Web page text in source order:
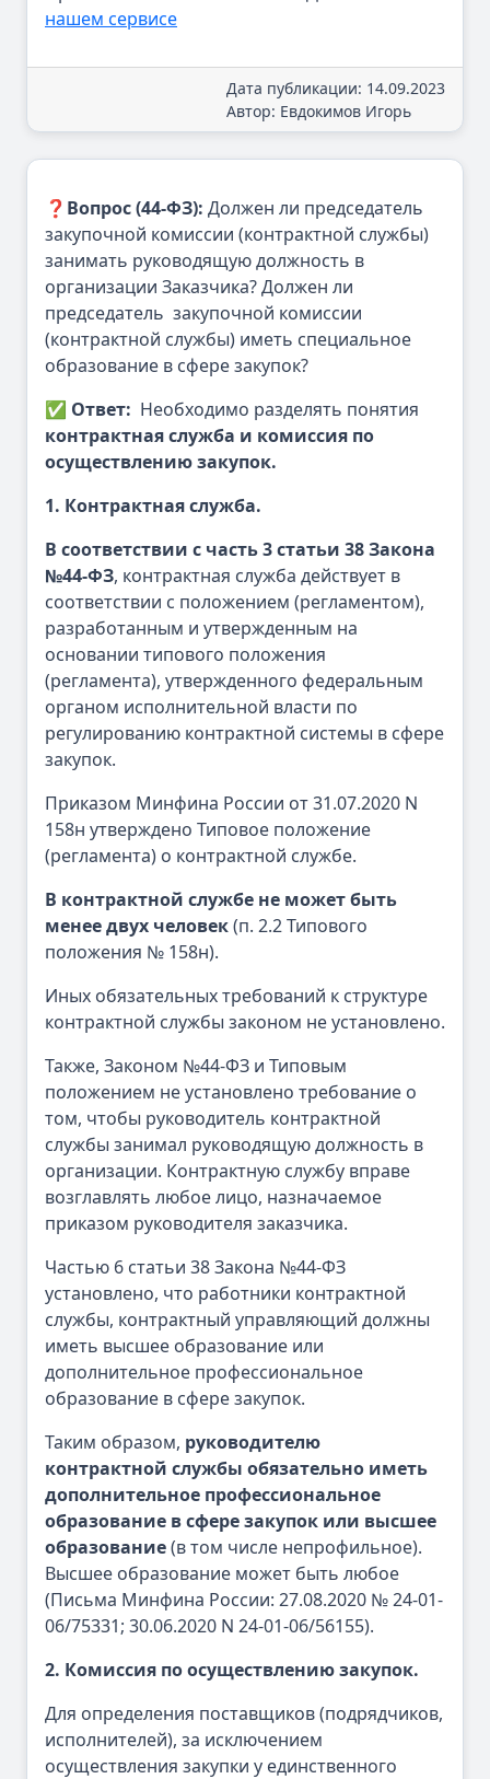
нашем сервисе
Дата публикации: 14.09.2023
Автор: Евдокимов Игорь
❓ Вопрос (44-ФЗ): Должен ли председатель
закупочной комиссии (контрактной службы)
занимать руководящую должность в
организации Заказчика? Должен ли
председатель закупочной комиссии
(контрактной службы) иметь специальное
образование в сфере закупок?
✅ Ответ: Необходимо разделять понятия
контрактная служба и комиссия по
осуществлению закупок.
1. Контрактная служба.
В соответствии с часть 3 статьи 38 Закона
№44-ФЗ, контрактная служба действует в
соответствии с положением (регламентом),
разработанным и утвержденным на
основании типового положения
(регламента), утвержденного федеральным
органом исполнительной власти по
регулированию контрактной системы в сфере
закупок.
Приказом Минфина России от 31.07.2020 N
158н утверждено Типовое положение
(регламента) о контрактной службе.
В контрактной службе не может быть
менее двух человек(п. 2.2 Типового
положения № 158н).
Иных обязательных требований к структуре
контрактной службы законом не установлено.
Также, Законом №44-ФЗ и Типовым
положением не установлено требование о
том, чтобы руководитель контрактной
службы занимал руководящую должность в
организации. Контрактную службу вправе
возглавлять любое лицо, назначаемое
приказом руководителя заказчика.
Частью 6 статьи 38 Закона №44-ФЗ
установлено, что работники контрактной
службы, контрактный управляющий должны
иметь высшее образование или
дополнительное профессиональное
образование в сфере закупок.
Таким образом, руководителю
контрактной службы обязательно иметь
дополнительное профессиональное
образование в сфере закупок или высшее
образование(в том числе непрофильное).
Высшее образование может быть любое
(Письма Минфина России: 27.08.2020 № 24-01-
06/75331; 30.06.2020 N 24-01-06/56155).
2. Комиссия по осуществлению закупок.
Для определения поставщиков (подрядчиков,
исполнителей), за исключением
осуществления закупки у единственного